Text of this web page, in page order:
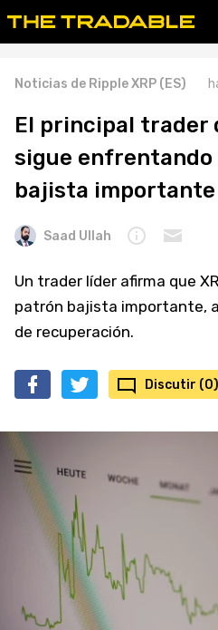
Noticias de Ripple XRP (ES)
El principal trader
sigue
bajista importante
Saad Ullah
Un trader líder afirma que
patrón bajista importante,
de recuperación.
Discutir (0)